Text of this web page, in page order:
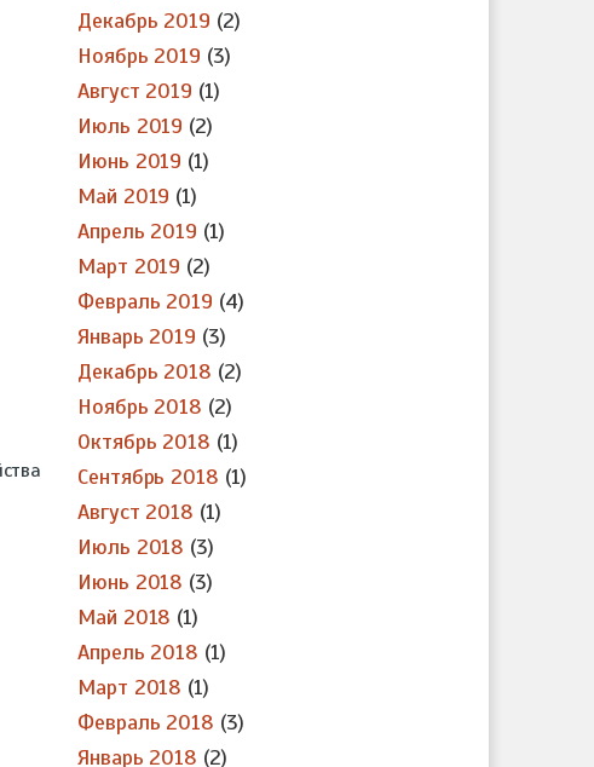
Декабрь 2019 (2)
Ноябрь 2019 (3)
Август 2019 (1)
Июль 2019 (2)
Июнь 2019 (1)
Май 2019 (1)
Апрель 2019 (1)
Март 2019 (2)
Февраль 2019 (4)
Январь 2019 (3)
Декабрь 2018 (2)
Ноябрь 2018 (2)
Октябрь 2018 (1)
Сентябрь 2018 (1)
Август 2018 (1)
Июль 2018 (3)
Июнь 2018 (3)
Май 2018 (1)
Апрель 2018 (1)
Март 2018 (1)
Февраль 2018 (3)
Январь 2018 (2)